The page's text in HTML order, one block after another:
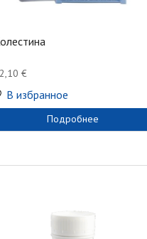
€
В избранное
Подробнее